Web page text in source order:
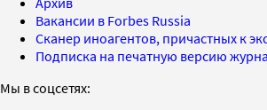
Вакансии в Forbes Russia
Сканер иноагентов, причастных к
Подписка на печатную версию
Мы в соцсетях: